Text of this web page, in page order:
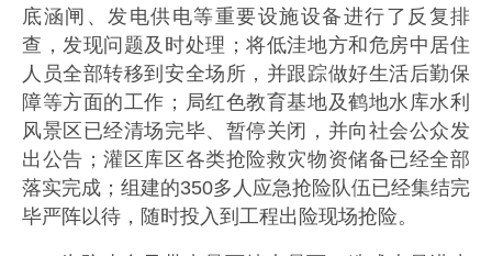
底涵闸、发电供电等重要设施设备进行了反复排
查，发现问题及时处理；将低洼地方和危房中居住
人员全部转移到安全场所，并跟踪做好生活后勤保
障等方面的工作；局红色教育基地及鹤地水库水利
风景区已经清场完毕、暂停关闭，并向社会公众发
出公告；灌区库区各类抢险救灾物资储备已经全部
落实完成；组建的350多人应急抢险队伍已经集结完
毕严阵以待，随时投入到工程出险现场抢险。